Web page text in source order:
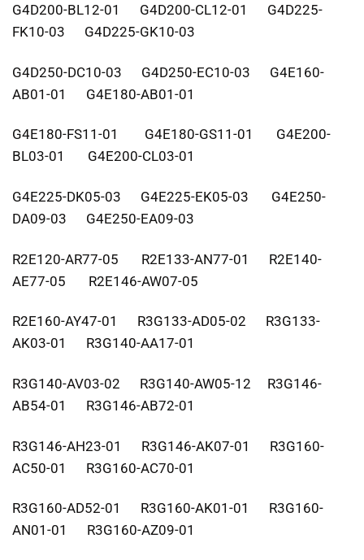
G4D200-BL12-01 G4D200-CL12-01 G4D225-
FK10-03 G4D225-GK10-03
G4D250-DC10-03 G4D250-EC10-03 G4E160-
AB01-01 G4E180-AB01-01
G4E180-FS11-01 G4E180-GS11-01 G4E200-
BL03-01 G4E200-CL03-01
G4E225-DK05-03 G4E225-EK05-03 G4E250-
DA09-03 G4E250-EA09-03
R2E120-AR77-05 R2E133-AN77-01 R2E140-
AE77-05 R2E146-AW07-05
R2E160-AY47-01 R3G133-AD05-02 R3G133-
AK03-01 R3G140-AA17-01
R3G140-AV03-02 R3G140-AW05-12 R3G146-
AB54-01 R3G146-AB72-01
R3G146-AH23-01 R3G146-AK07-01 R3G160-
AC50-01 R3G160-AC70-01
R3G160-AD52-01 R3G160-AK01-01 R3G160-
AN01-01 R3G160-AZ09-01